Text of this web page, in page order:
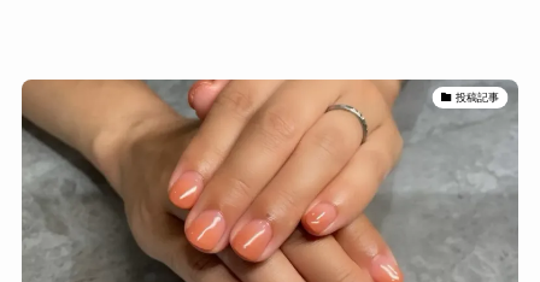
投稿記事